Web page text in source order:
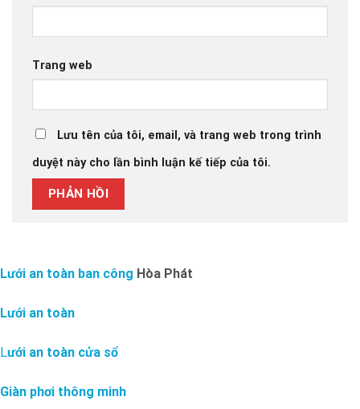
Trang web
Lưu tên của tôi, email, và trang web trong trình
duyệt này cho lần bình luận kế tiếp của tôi.
Lưới an toàn ban công Hòa Phát
Lưới an toàn
Lưới an toàn cửa sổ
Giàn phơi thông minh